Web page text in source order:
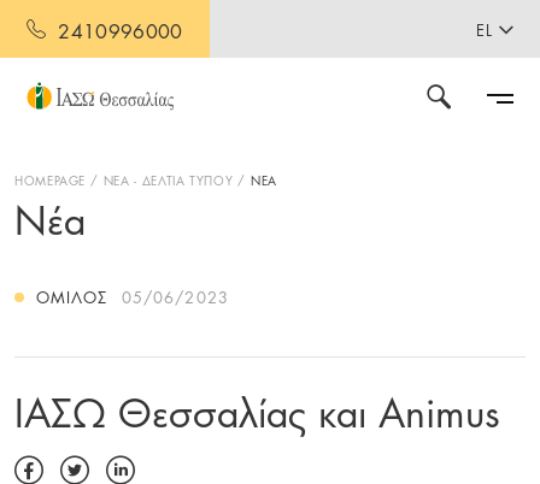
2410996000 EL
HOMEPAGE ΝΕΑ - ΔΕΛΤΙΑ ΤΥΠΟΥ ΝΕΑ
Νέα
ΌΜΙΛΟΣ 05/06/2023
ΙΑΣΩ Θεσσαλίας και Animus